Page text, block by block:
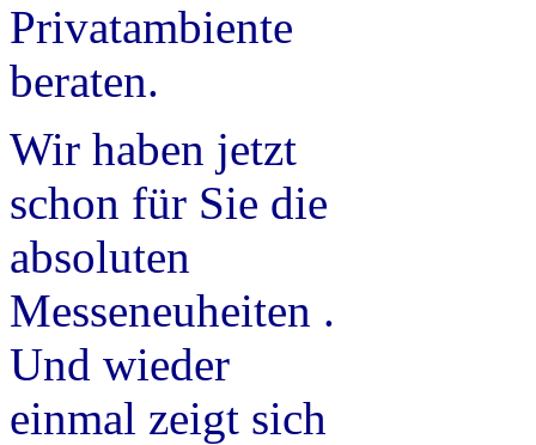
Privatambiente
beraten.
Wir haben jetzt
schon für Sie die
absoluten
Messeneuheiten .
Und wieder
einmal zeigt sich